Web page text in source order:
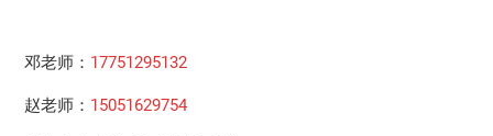
邓老师： 17751295132
赵老师： 15051629754